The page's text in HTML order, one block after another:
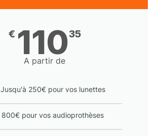
€ 11035
A partir de
Jusqu'à 250€ pour vos lunettes
800€ pour vos audioprothèses